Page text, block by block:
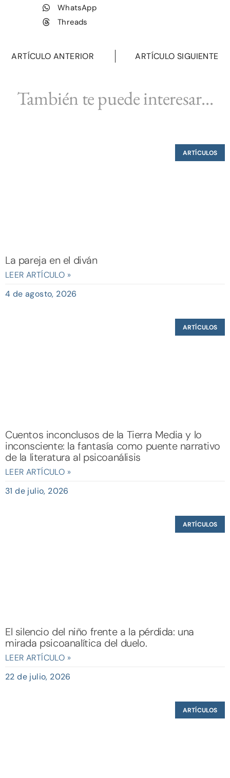
WhatsApp
Threads
ARTÍCULO ANTERIOR ARTÍCULO SIGUIENTE
También te puede interesar...
ARTÍCULOS
La pareja en el diván
LEER ARTÍCULO »
4 de agosto, 2026
ARTÍCULOS
Cuentos inconclusos de la Tierra Media y lo
inconsciente: la fantasía como puente narrativo
de la literatura al psicoanálisis
LEER ARTÍCULO »
31 de julio, 2026
ARTÍCULOS
El silencio del niño frente a la pérdida: una
mirada psicoanalítica del duelo.
LEER ARTÍCULO »
22 de julio, 2026
ARTÍCULOS